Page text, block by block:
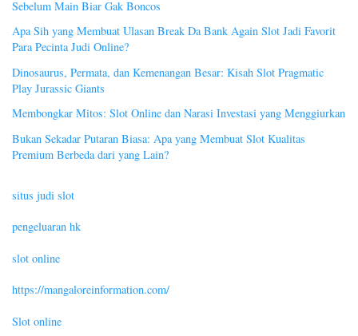
Sebelum Main Biar Gak Boncos
Apa Sih yang Membuat Ulasan Break Da Bank Again Slot Jadi Favorit
Para Pecinta Judi Online?
Dinosaurus, Permata, dan Kemenangan Besar: Kisah Slot Pragmatic
Play Jurassic Giants
Membongkar Mitos: Slot Online dan Narasi Investasi yang Menggiurkan
Bukan Sekadar Putaran Biasa: Apa yang Membuat Slot Kualitas
Premium Berbeda dari yang Lain?
situs judi slot
pengeluaran hk
slot online
https://mangaloreinformation.com/
Slot online